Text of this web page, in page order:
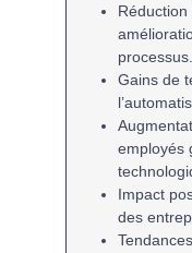
processus.
Gains de
employés
Impact
des